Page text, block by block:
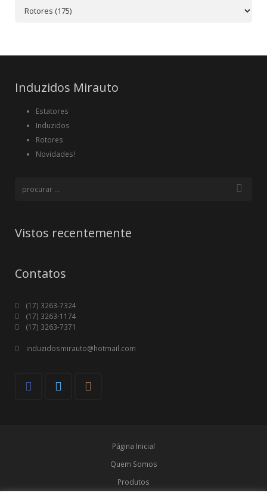
Induzidos Mirauto
Estatores
Induzidos
Rotores
Novidades!
Vistos recentemente
Contatos
(17) 3263-7324
(17) 3263-1174
(17) 3263-7371
induzidosmirauto@hotmail.com
Página Inicial
Quem Somos
Produtos